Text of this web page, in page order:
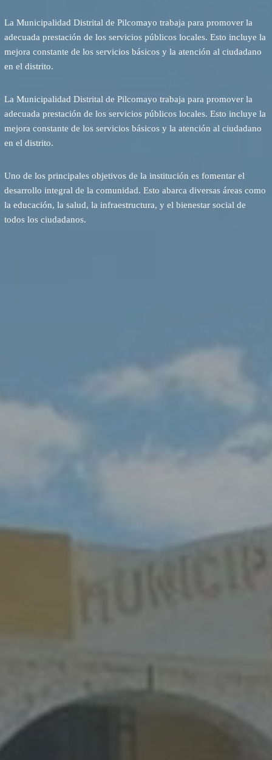
La Municipalidad Distrital de Pilcomayo trabaja para promover la
adecuada prestación de los servicios públicos locales. Esto incluye la
mejora constante de los servicios básicos y la atención al ciudadano
en el distrito.
La Municipalidad Distrital de Pilcomayo trabaja para promover la
adecuada prestación de los servicios públicos locales. Esto incluye la
mejora constante de los servicios básicos y la atención al ciudadano
en el distrito.
Uno de los principales objetivos de la institución es fomentar el
desarrollo integral de la comunidad. Esto abarca diversas áreas como
la educación, la salud, la infraestructura, y el bienestar social de
todos los ciudadanos.